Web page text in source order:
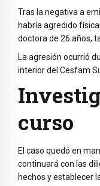
Tras la negativa a
habría agredido
doctora de 26 años,
La agresión ocurrió
interior del Cesfam
curso
El caso quedó en
continuará con las
hechos y establecer